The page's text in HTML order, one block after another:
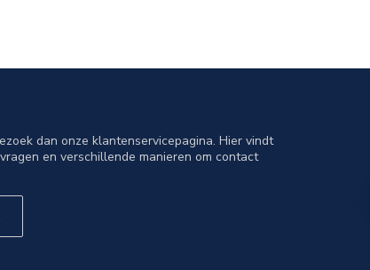
dan onze klantenservicepagina. Hier vindt
en verschillende manieren om contact